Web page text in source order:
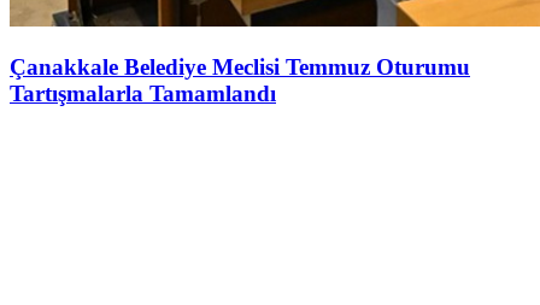
Çanakkale Belediye Meclisi Temmuz Oturumu
Tartışmalarla Tamamlandı